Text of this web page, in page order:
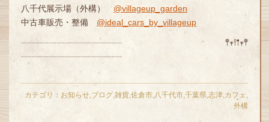
八千代展示場（外構） @villageup_garden
中古車販売・整備 @ideal_cars_by_villageup
┈┈┈┈┈┈┈┈┈┈┈┈ 𖤣𖥧𖥣𖡡𖥧𖤣
┈┈┈┈┈┈┈┈┈┈┈┈
カテゴリ： お知らせ ブログ 雑貨 佐倉市 八千代市 千葉県 志津 カフェ
外構